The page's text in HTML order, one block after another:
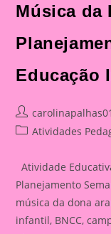
Música da
Educação
Post
author:
carolinapalhas01
PostAtividades
Atividade
Planejamento
música da dona
infantil, BNCC,